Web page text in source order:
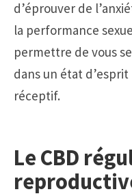
d’éprouver de
la performance
permettre de vous
dans un état
réceptif.
Le CBD